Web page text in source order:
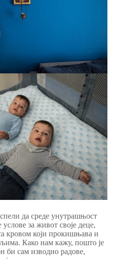
да среде унутрашњост
за живот своје деце,
кровом који прокишњава и
Како нам кажу, пошто је
би сам изводио радове,